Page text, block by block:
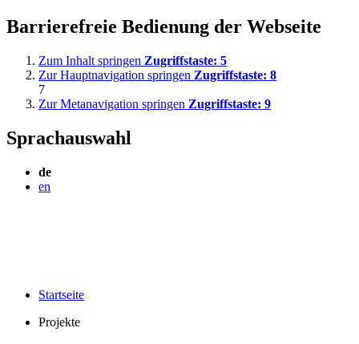
Barrierefreie Bedienung der Webseite
Zum Inhalt springen Zugriffstaste: 5
Zur Hauptnavigation springen Zugriffstaste: 8
7
Zur Metanavigation springen Zugriffstaste: 9
Sprachauswahl
de
en
Startseite
Projekte